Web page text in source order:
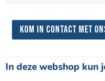
Kom in contact met
In deze webshop kun